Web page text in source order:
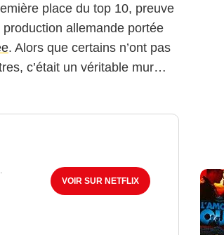
place du top 10, preuve
allemande portée
. Alors que certains n’ont pas
c’était un véritable mur…
Lau
VOIR SUR NETFLIX